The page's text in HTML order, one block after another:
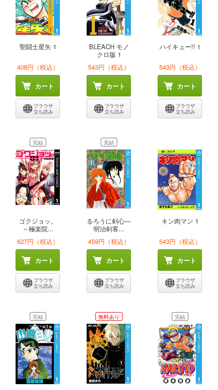
聖闘士星矢 1
408円（税込）
カート
ブラウザ
立ち読み
BLEACH モノ
クロ版 1
543円（税込）
カート
ブラウザ
立ち読み
ハイキュー!! 1
543円（税込）
カート
ブラウザ
立ち読み
完結
ゴクジョッ。
～極楽院...
627円（税込）
カート
ブラウザ
立ち読み
完結
るろうに剣心―
明治剣客...
459円（税込）
カート
ブラウザ
立ち読み
キン肉マン 1
543円（税込）
カート
ブラウザ
立ち読み
完結 無料あり 完結